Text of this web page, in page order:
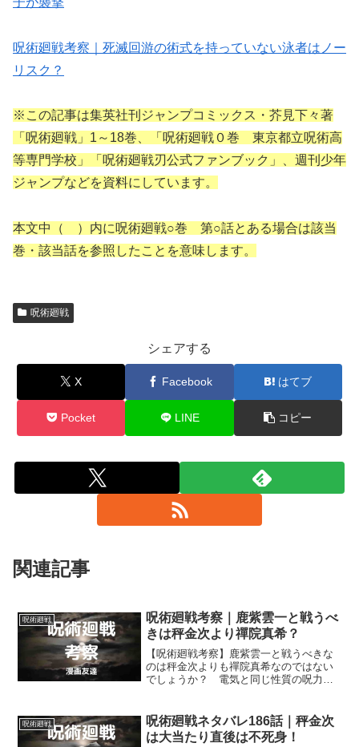
呪術廻戦考察｜死滅回游の術式を持っていない泳者はノー
リスク？
※この記事は集英社刊ジャンプコミックス・芥見下々著
「呪術廻戦」1～18巻、「呪術廻戦０巻 東京都立呪術高
等専門学校」「呪術廻戦刃公式ファンブック」、週刊少年
ジャンプなどを資料にしています。
本文中（ ）内に呪術廻戦○巻 第○話とある場合は該当
巻・該当話を参照したことを意味します。
呪術廻戦
シェアする
X Facebook はてブ
Pocket LINE コピー
関連記事
呪術廻戦
呪術廻戦考察｜鹿紫雲一と戦うべ
きは秤金次より禪院真希？
【呪術廻戦考察】鹿紫雲一と戦うべきな
のは秤金次よりも禪院真希なのではない
でしょうか？ 電気と同じ性質の呪力を
方が秤金次よりも高いかもしれません。
呪術廻戦
呪術廻戦ネタバレ186話｜秤金次
は大当たり直後は不死身！